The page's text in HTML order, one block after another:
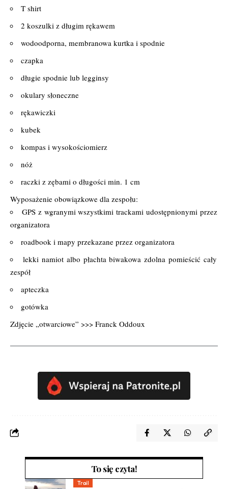
T shirt
2 koszulki z długim rękawem
wodoodporna, membranowa kurtka i spodnie
czapka
długie spodnie lub legginsy
okulary słoneczne
rękawiczki
kubek
kompas i wysokościomierz
nóż
raczki z zębami o długości min. 1 cm
Wyposażenie obowiązkowe dla zespołu:
GPS z wgranymi wszystkimi trackami udostępnionymi przez
organizatora
roadbook i mapy przekazane przez organizatora
lekki namiot albo płachta biwakowa zdolna pomieścić cały
zespół
apteczka
gotówka
Zdjęcie „otwarciowe” >>> Franck Oddoux
To się czyta!
Trail